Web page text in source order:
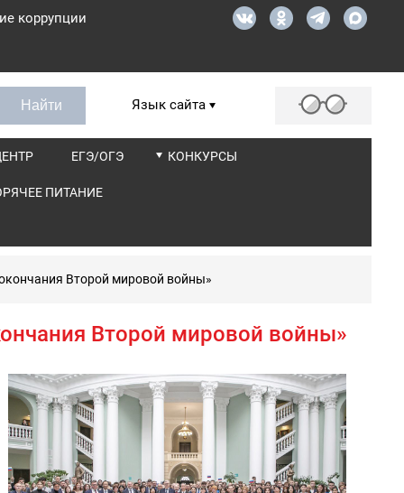
коррупции
Язык сайта
ЕГЭ/ОГЭ КОНКУРСЫ
ПИТАНИЕ
Второй мировой войны»
Второй мировой войны»